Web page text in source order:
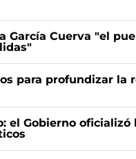
García Cuerva "el
para profundizar la
el Gobierno oficializó